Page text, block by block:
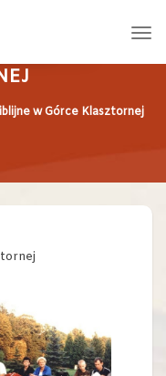
W GÓRCE
w Górce Klasztornej